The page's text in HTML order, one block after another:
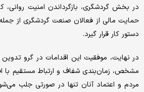
در بخش گردشگری، بازگرداندن امنیت
حمایت مالی از فعالان صنعت گردشگری از
دستور کار قرار گیرد.
در نهایت، موفقیت این اقدامات در گرو
مشخص، زمان‌بندی شفاف و ارتباط مستقیم با
مردم و اعتماد آنان تنها در صورتی جلب